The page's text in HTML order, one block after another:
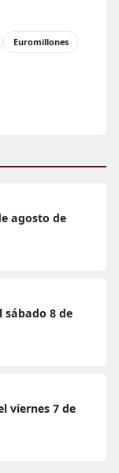
Euromillones
agosto de
sábado 8 de
viernes 7 de